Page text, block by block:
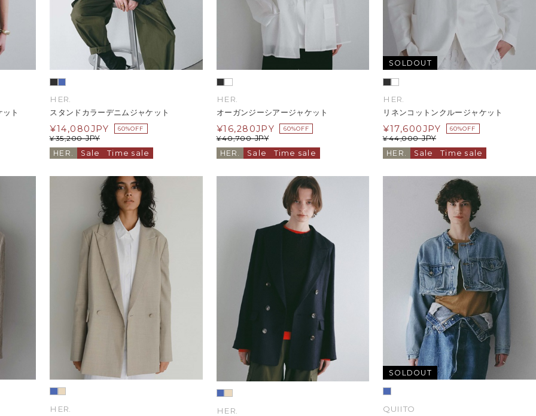
ト
HER.
スタンドカラーデニムジャケット
¥35,200 JPY
¥14,080JPY 60%OFF
HER. Sale Time sale
HER.
オーガンジーシアージャケット
¥40,700 JPY
¥16,280JPY 60%OFF
HER. Sale Time sale
SOLDOUT
HER.
リネンコットンクルージャケット
¥44,000 JPY
¥17,600JPY 60%OFF
HER. Sale Time sale
HER.
HER.
SOLDOUT
QUIITO